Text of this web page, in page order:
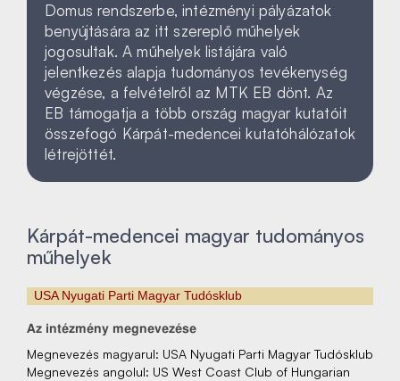
Domus rendszerbe, intézményi pályázatok
benyújtására az itt szereplő műhelyek
jogosultak. A műhelyek listájára való
jelentkezés alapja tudományos tevékenység
végzése, a felvételről az MTK EB dönt. Az
EB támogatja a több ország magyar kutatóit
összefogó Kárpát-medencei kutatóhálózatok
létrejöttét.
Kárpát-medencei magyar tudományos
műhelyek
USA Nyugati Parti Magyar Tudósklub
Az‌ intézmény‌ megnevezése
Megnevezés‌ magyarul: USA Nyugati Parti Magyar Tudósklub
Megnevezés‌ angolul: US West Coast Club of Hungarian